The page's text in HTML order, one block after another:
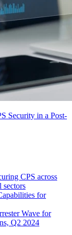
Security in a Post-
CPS across
sectors
for
Wave for
Q2 2024